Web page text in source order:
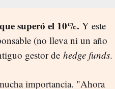
superó el 10%. Y este
(no lleva ni un año
gestor de hedge funds.
importancia. "Ahora